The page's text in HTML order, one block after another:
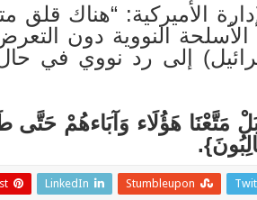
الأميركية: “هناك قلق
الأسلحة النووية دون
إلى رد نووي في
مَتَّعْنَا هَؤُلَاء وَآبَاءهُمْ حَتَّى
Stumbleupon
LinkedIn